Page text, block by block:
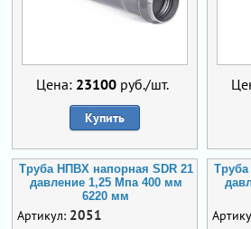
Цена: 23100 руб./шт.
Купить
Труба НПВХ напорная SDR 21
давление 1,25 Мпа 400 мм
6220 мм
Артикул: 2051